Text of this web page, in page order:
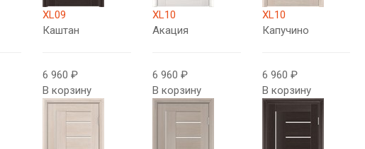
XL09
Каштан
6 960 ₽
В корзину
XL10
Акация
6 960 ₽
В корзину
XL10
Капучино
6 960 ₽
В корзину